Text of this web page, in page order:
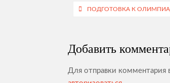
Навигация
записям
ПОДГОТОВКА К
Добавить
Для отправки комментария